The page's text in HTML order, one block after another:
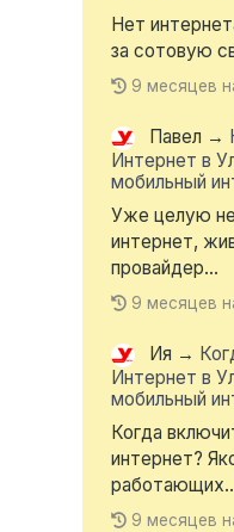
Нет
за сотовую
9 месяцев
Павел →
Интернет в
мобильный
Уже целую
интернет,
провайдер...
9 месяцев
Ия →
Интернет в
мобильный
Когда
интернет?
9 месяцев